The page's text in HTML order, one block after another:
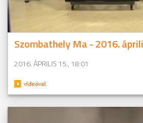
Szombathely Ma - 2016.
2016. ÁPRILIS 15., 18:01